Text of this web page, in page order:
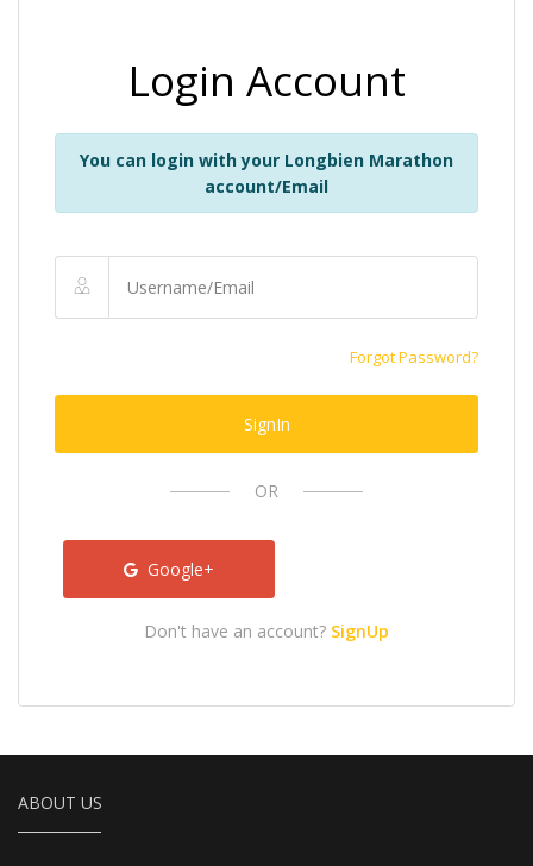
Login Account
You can login with your Longbien Marathon
account/Email
Forgot Password?
SignIn
OR
Google+
Don't have an account? SignUp
ABOUT US